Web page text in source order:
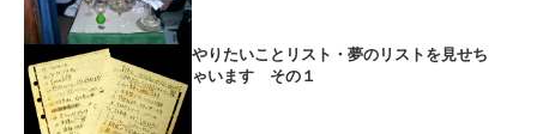
やりたいことリスト・夢のリストを見せち
ゃいます その１